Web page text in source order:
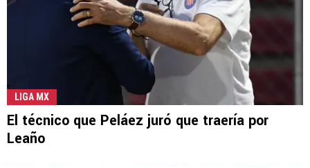
LIGA MX
El técnico que Peláez juró que traería por
Leaño